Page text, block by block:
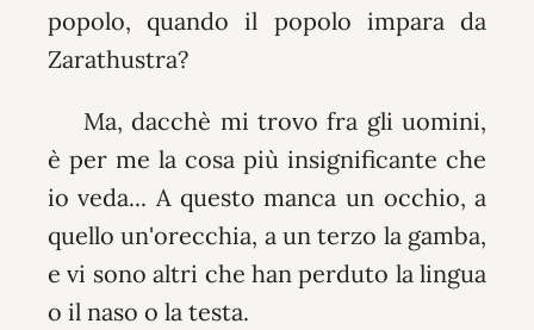
popolo, quando il popolo impara da
Zarathustra?
Ma, dacchè mi trovo fra gli uomini,
è per me la cosa più insignificante che
io veda... A questo manca un occhio, a
quello un'orecchia, a un terzo la gamba,
e vi sono altri che han perduto la lingua
o il naso o la testa.